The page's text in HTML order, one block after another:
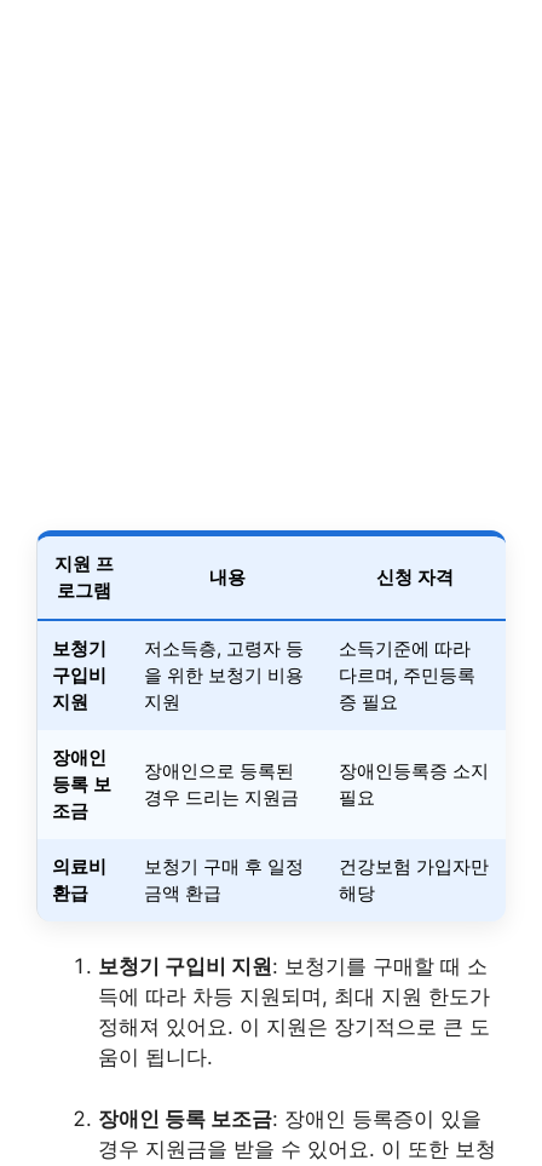
지원 프
로그램
내용 신청 자격
보청기
구입비
지원
저소득층, 고령자 등
을 위한 보청기 비용
지원
소득기준에 따라
다르며, 주민등록
증 필요
장애인
등록 보
조금
장애인으로 등록된
경우 드리는 지원금
장애인등록증 소지
필요
의료비
환급
보청기 구매 후 일정
금액 환급
건강보험 가입자만
해당
보청기 구입비 지원: 보청기를 구매할 때 소
득에 따라 차등 지원되며, 최대 지원 한도가
정해져 있어요. 이 지원은 장기적으로 큰 도
움이 됩니다.
장애인 등록 보조금: 장애인 등록증이 있을
경우 지원금을 받을 수 있어요. 이 또한 보청